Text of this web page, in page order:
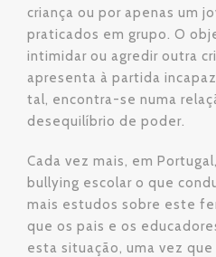
criança ou por apenas um
praticados em grupo. O
intimidar ou agredir outra
apresenta à partida
tal, encontra-se numa
desequilíbrio de poder.
Cada vez mais, em
bullying escolar o que
mais estudos sobre este
que os pais e os
esta situação, uma vez